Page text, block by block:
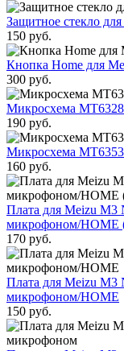
Защитное стекло
150 руб.
Кнопка Home для
300 руб.
Микросхема
190 руб.
Микросхема
160 руб.
Плата для Meizu M3
микрофоном/HOME
170 руб.
Плата для Meizu M3
микрофоном/HOME
150 руб.